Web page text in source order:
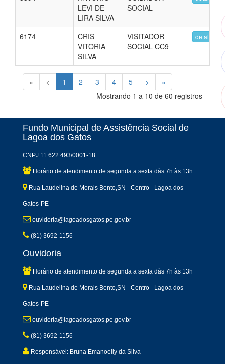
LEVI DE
LIRA SILVA
SOCIAL
6174
CRIS
VITORIA
SILVA
VISITADOR
SOCIAL CC9
detalhes
« < 1 2 3 4 5 >
»
Mostrando 1 a 10 de 60 registros
Fundo Municipal de Assistência Social de
Lagoa dos Gatos
CNPJ 11.622.493/0001-18
Horário de atendimento de segunda a sexta dàs 7h às 13h
Rua Laudelina de Morais Bento,SN - Centro - Lagoa dos
Gatos-PE
ouvidoria@lagoadosgatos.pe.gov.br
(81) 3692-1156
Ouvidoria
Horário de atendimento de segunda a sexta dàs 7h às 13h
Rua Laudelina de Morais Bento,SN - Centro - Lagoa dos
Gatos-PE
ouvidoria@lagoadosgatos.pe.gov.br
(81) 3692-1156
Responsável: Bruna Emanoelly da Silva